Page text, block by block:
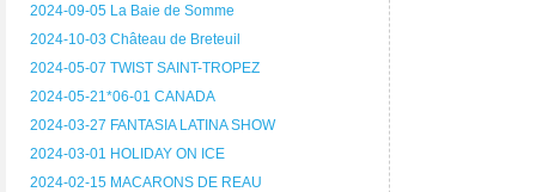
2024-09-05 La Baie de Somme
2024-10-03 Château de Breteuil
2024-05-07 TWIST SAINT-TROPEZ
2024-05-21*06-01 CANADA
2024-03-27 FANTASIA LATINA SHOW
2024-03-01 HOLIDAY ON ICE
2024-02-15 MACARONS DE REAU